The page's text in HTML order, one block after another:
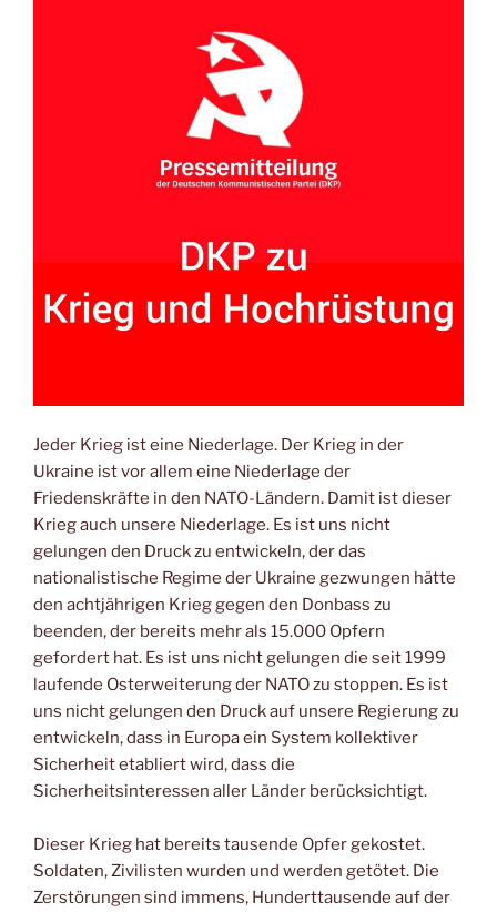
Jeder Krieg ist eine Niederlage. Der Krieg in der
Ukraine ist vor allem eine Niederlage der
Friedenskräfte in den NATO-Ländern. Damit ist dieser
Krieg auch unsere Niederlage. Es ist uns nicht
gelungen den Druck zu entwickeln, der das
nationalistische Regime der Ukraine gezwungen hätte
den achtjährigen Krieg gegen den Donbass zu
beenden, der bereits mehr als 15.000 Opfern
gefordert hat. Es ist uns nicht gelungen die seit 1999
laufende Osterweiterung der NATO zu stoppen. Es ist
uns nicht gelungen den Druck auf unsere Regierung zu
entwickeln, dass in Europa ein System kollektiver
Sicherheit etabliert wird, dass die
Sicherheitsinteressen aller Länder berücksichtigt.
Dieser Krieg hat bereits tausende Opfer gekostet.
Soldaten, Zivilisten wurden und werden getötet. Die
Zerstörungen sind immens, Hunderttausende auf der